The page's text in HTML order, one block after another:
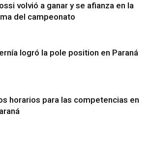
volvió a ganar y se afianza en la
del campeonato
logró la pole position en Paraná
horarios para las competencias en